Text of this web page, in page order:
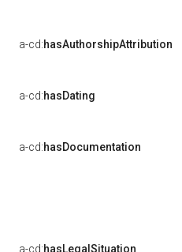
a-cd:hasAuthorshipAttribution
a-cd:hasDating
a-cd:hasDocumentation
a-cd:hasLegalSituation